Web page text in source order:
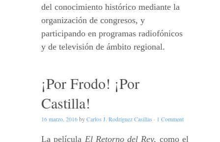
del conocimiento histórico mediante la
organización de congresos, y
participando en programas radiofónicos
y de televisión de ámbito regional.
¡Por Frodo! ¡Por
Castilla!
16 marzo, 2016byCarlos J. Rodríguez Casillas · 1 Comment
La película El Retorno del Rey, como el